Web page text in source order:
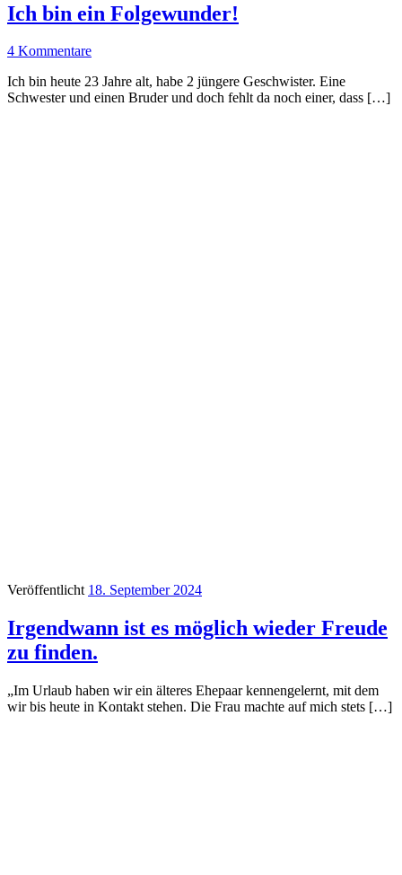
Ich bin ein Folgewunder!
4 Kommentare
Ich bin heute 23 Jahre alt, habe 2 jüngere Geschwister. Eine
Schwester und einen Bruder und doch fehlt da noch einer, dass […]
Veröffentlicht 18. September 2024
Irgendwann ist es möglich wieder Freude
zu finden.
„Im Urlaub haben wir ein älteres Ehepaar kennengelernt, mit dem
wir bis heute in Kontakt stehen. Die Frau machte auf mich stets […]